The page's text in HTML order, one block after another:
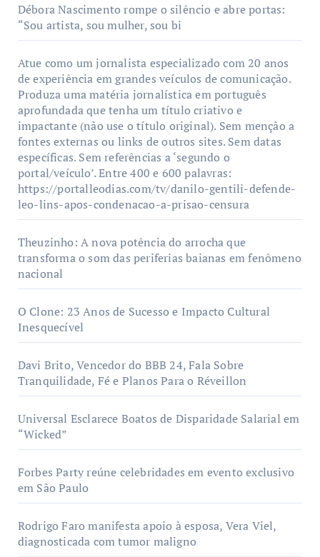
Débora Nascimento rompe o silêncio e abre portas:
“Sou artista, sou mulher, sou bi
Atue como um jornalista especializado com 20 anos
de experiência em grandes veículos de comunicação.
Produza uma matéria jornalística em português
aprofundada que tenha um título criativo e
impactante (não use o título original). Sem menção a
fontes externas ou links de outros sites. Sem datas
específicas. Sem referências a ‘segundo o
portal/veículo’. Entre 400 e 600 palavras:
https://portalleodias.com/tv/danilo-gentili-defende-
leo-lins-apos-condenacao-a-prisao-censura
Theuzinho: A nova potência do arrocha que
transforma o som das periferias baianas em fenômeno
nacional
O Clone: 23 Anos de Sucesso e Impacto Cultural
Inesquecível
Davi Brito, Vencedor do BBB 24, Fala Sobre
Tranquilidade, Fé e Planos Para o Réveillon
Universal Esclarece Boatos de Disparidade Salarial em
“Wicked”
Forbes Party reúne celebridades em evento exclusivo
em São Paulo
Rodrigo Faro manifesta apoio à esposa, Vera Viel,
diagnosticada com tumor maligno